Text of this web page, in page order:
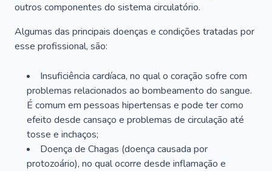
outros componentes do sistema circulatório.
Algumas das principais doenças e condições tratadas por
esse profissional, são:
Insuficiência cardíaca, no qual o coração sofre com
problemas relacionados ao bombeamento do sangue.
É comum em pessoas hipertensas e pode ter como
efeito desde cansaço e problemas de circulação até
tosse e inchaços;
Doença de Chagas (doença causada por
protozoário), no qual ocorre desde inflamação e